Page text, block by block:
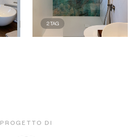
2TAG
PROGETTO DI